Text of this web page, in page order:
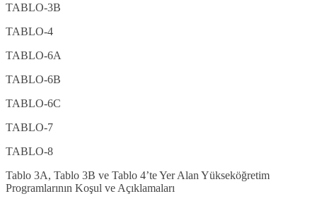
TABLO-3B
TABLO-4
TABLO-6A
TABLO-6B
TABLO-6C
TABLO-7
TABLO-8
Tablo 3A, Tablo 3B ve Tablo 4’te Yer Alan Yükseköğretim
Programlarının Koşul ve Açıklamaları